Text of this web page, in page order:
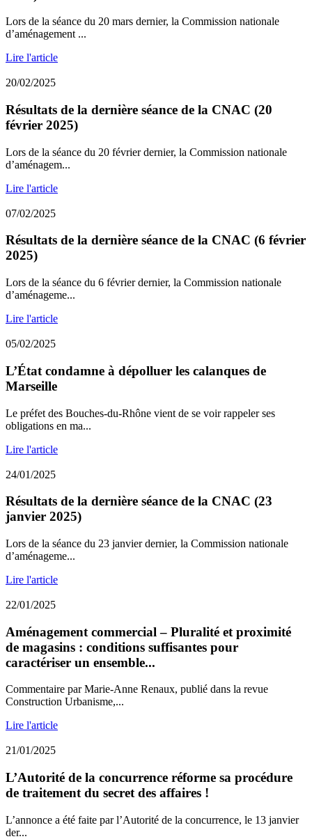
Lors de la séance du 20 mars dernier, la Commission nationale
d’aménagement ...
Lire l'article
20/02/2025
Résultats de la dernière séance de la CNAC (20
février 2025)
Lors de la séance du 20 février dernier, la Commission nationale
d’aménagem...
Lire l'article
07/02/2025
Résultats de la dernière séance de la CNAC (6 février
2025)
Lors de la séance du 6 février dernier, la Commission nationale
d’aménageme...
Lire l'article
05/02/2025
L’État condamne à dépolluer les calanques de
Marseille
Le préfet des Bouches-du-Rhône vient de se voir rappeler ses
obligations en ma...
Lire l'article
24/01/2025
Résultats de la dernière séance de la CNAC (23
janvier 2025)
Lors de la séance du 23 janvier dernier, la Commission nationale
d’aménageme...
Lire l'article
22/01/2025
Aménagement commercial – Pluralité et proximité
de magasins : conditions suffisantes pour
caractériser un ensemble...
Commentaire par Marie-Anne Renaux, publié dans la revue
Construction Urbanisme,...
Lire l'article
21/01/2025
L’Autorité de la concurrence réforme sa procédure
de traitement du secret des affaires !
L’annonce a été faite par l’Autorité de la concurrence, le 13 janvier
der...